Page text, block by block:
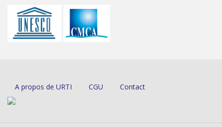
A propos de URTI CGU Contact